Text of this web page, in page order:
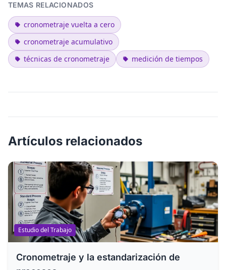
TEMAS RELACIONADOS
cronometraje vuelta a cero
cronometraje acumulativo
técnicas de cronometraje
medición de tiempos
Artículos relacionados
Estudio del Trabajo
Cronometraje y la estandarización de